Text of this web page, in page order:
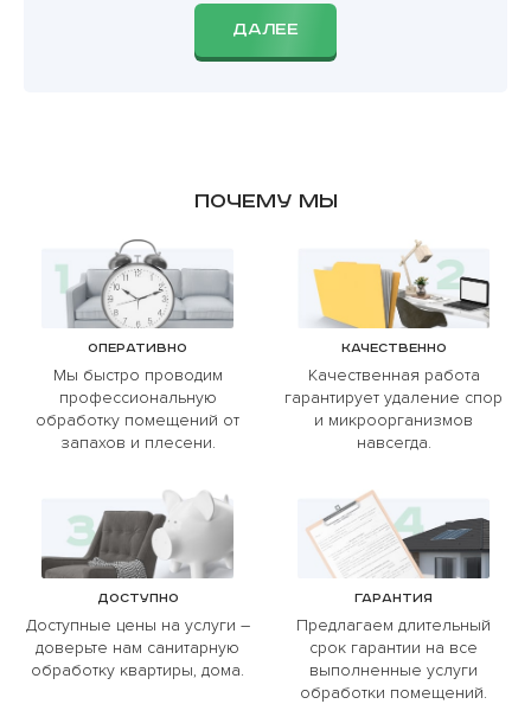
ДАЛЕЕ
Почему мы
Оперативно
Мы быстро проводим
профессиональную
обработку помещений от
запахов и плесени.
Качественно
Качественная работа
гарантирует удаление спор
и микроорганизмов
навсегда.
Доступно
Доступные цены на услуги –
доверьте нам санитарную
обработку квартиры, дома.
Гарантия
Предлагаем длительный
срок гарантии на все
выполненные услуги
обработки помещений.